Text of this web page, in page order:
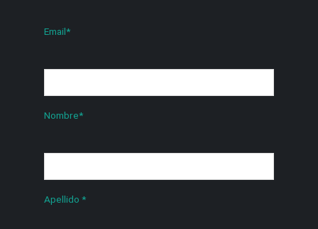
Email*
Nombre*
Apellido*